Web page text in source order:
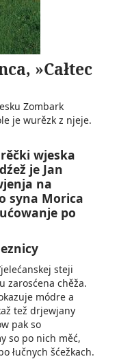
»Całtec
Zombark
je wurězk z njeje.
wjeska
je Jan
na
syna Morica
po
steji
zarosćena chěža.
módre a
tež drjewjany
pak so
so po nich měć,
łučnych šćežkach.